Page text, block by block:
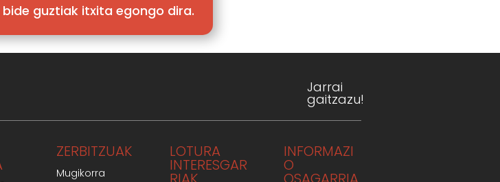
guztiak itxita egongo dira.
Jarrai
gaitzazu!
ZERBITZUAK
Mugikorra
LOTURA
INTERESGAR
INFORMAZI
O